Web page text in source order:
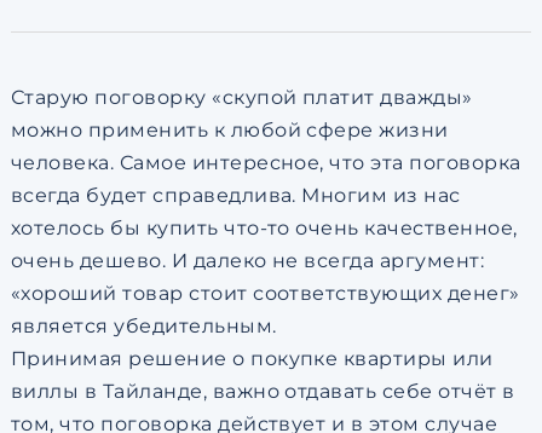
Старую поговорку «cкупой платит дважды»
можно применить к любой сфере жизни
человека. Самое интересное, что эта поговорка
всегда будет справедлива. Многим из нас
хотелось бы купить что-то очень качественное,
очень дешево. И далеко не всегда аргумент:
«хороший товар стоит соответствующих денег»
является убедительным.
Принимая решение о покупке квартиры или
виллы в Тайланде, важно отдавать себе отчёт в
том, что поговорка действует и в этом случае